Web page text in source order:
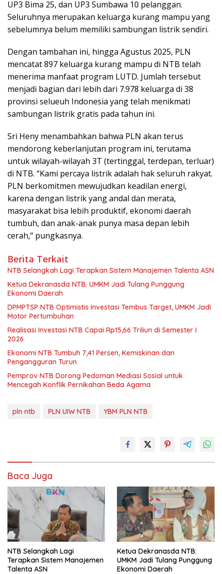
UP3 Bima 25, dan UP3 Sumbawa 10 pelanggan.
Seluruhnya merupakan keluarga kurang mampu yang
sebelumnya belum memiliki sambungan listrik sendiri.
Dengan tambahan ini, hingga Agustus 2025, PLN
mencatat 897 keluarga kurang mampu di NTB telah
menerima manfaat program LUTD. Jumlah tersebut
menjadi bagian dari lebih dari 7.978 keluarga di 38
provinsi selueuh Indonesia yang telah menikmati
sambungan listrik gratis pada tahun ini.
Sri Heny menambahkan bahwa PLN akan terus
mendorong keberlanjutan program ini, terutama
untuk wilayah-wilayah 3T (tertinggal, terdepan, terluar)
di NTB. “Kami percaya listrik adalah hak seluruh rakyat.
PLN berkomitmen mewujudkan keadilan energi,
karena dengan listrik yang andal dan merata,
masyarakat bisa lebih produktif, ekonomi daerah
tumbuh, dan anak-anak punya masa depan lebih
cerah,” pungkasnya.
Berita Terkait
NTB Selangkah Lagi Terapkan Sistem Manajemen Talenta ASN
Ketua Dekranasda NTB: UMKM Jadi Tulang Punggung
Ekonomi Daerah
DPMPTSP NTB Optimistis Investasi Tembus Target, UMKM Jadi
Motor Pertumbuhan
Realisasi Investasi NTB Capai Rp15,66 Triliun di Semester I
2026
Ekonomi NTB Tumbuh 7,41 Persen, Kemiskinan dan
Pengangguran Turun
Pemprov NTB Dorong Pedoman Mediasi Sosial untuk
Mencegah Konflik Pernikahan Beda Agama
pln ntb PLN UIW NTB YBM PLN NTB
Baca Juga
NTB Selangkah Lagi
Terapkan Sistem Manajemen
Talenta ASN
Ketua Dekranasda NTB:
UMKM Jadi Tulang Punggung
Ekonomi Daerah